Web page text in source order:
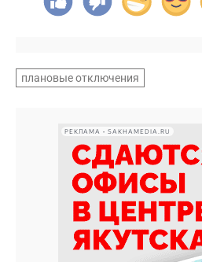
плановые отключения
РЕКЛАМА • SAKHAMEDIA.RU